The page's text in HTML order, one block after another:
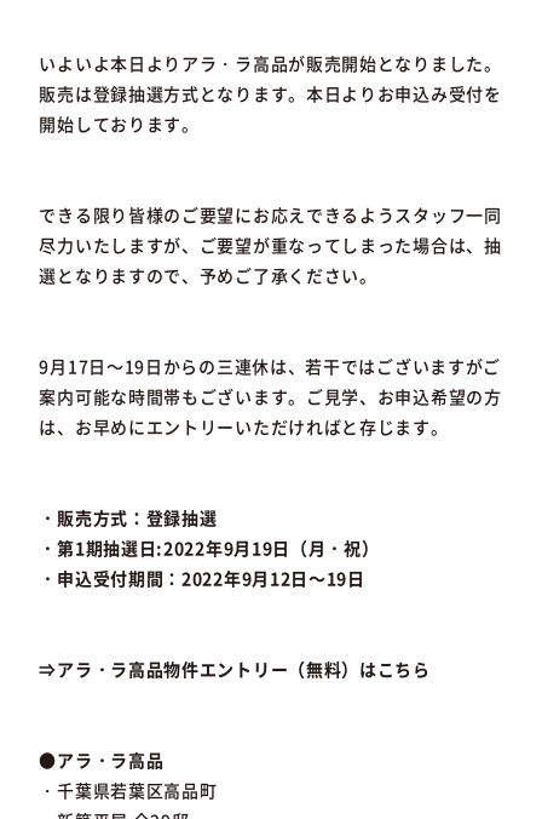
いよいよ本日よりアラ・ラ高品が販売開始となりました。
販売は登録抽選方式となります。本日よりお申込み受付を
開始しております。
できる限り皆様のご要望にお応えできるようスタッフ一同
尽力いたしますが、ご要望が重なってしまった場合は、抽
選となりますので、予めご了承ください。
9月17日～19日からの三連休は、若干ではございますがご
案内可能な時間帯もございます。ご見学、お申込希望の方
は、お早めにエントリーいただければと存じます。
・販売方式：登録抽選
・第1期抽選日:2022年9月19日（月・祝）
・申込受付期間：2022年9月12日～19日
⇒アラ・ラ高品物件エントリー（無料）はこちら
●アラ・ラ高品
・千葉県若葉区高品町